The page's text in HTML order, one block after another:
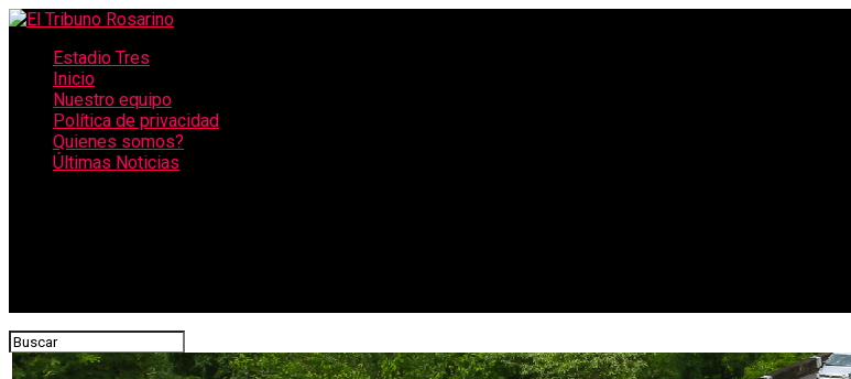
Estadio Tres
Inicio
Nuestro equipo
Política de privacidad
Quienes somos?
Últimas Noticias